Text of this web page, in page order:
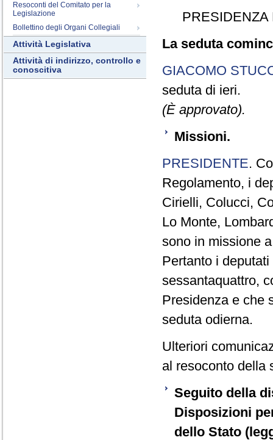
Resoconti del Comitato per la
Legislazione
Bollettino degli Organi Collegiali
Attività Legislativa
Attività di indirizzo, controllo e
conoscitiva
PRESIDENZA
La seduta
GIACOMO
seduta di ieri.
(È approvato).
Missioni.
PRESIDENTE.
Regolamento, i
Cirielli, Colucci,
Lo Monte,
sono in missione
Pertanto i
sessantaquattro,
Presidenza e che
seduta odierna.
Ulteriori
al resoconto della
Seguito della
Disposizioni
dello Stato